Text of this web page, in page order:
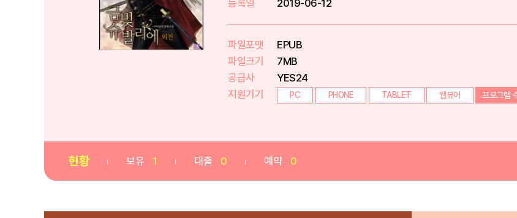
등록일
2019-06-12
파일포맷
EPUB
파일크기
7MB
공급사
YES24
지원기기
PC PHONE TABLET 웹뷰어 프로그램
현황 보유 1 대출 0 예약 0